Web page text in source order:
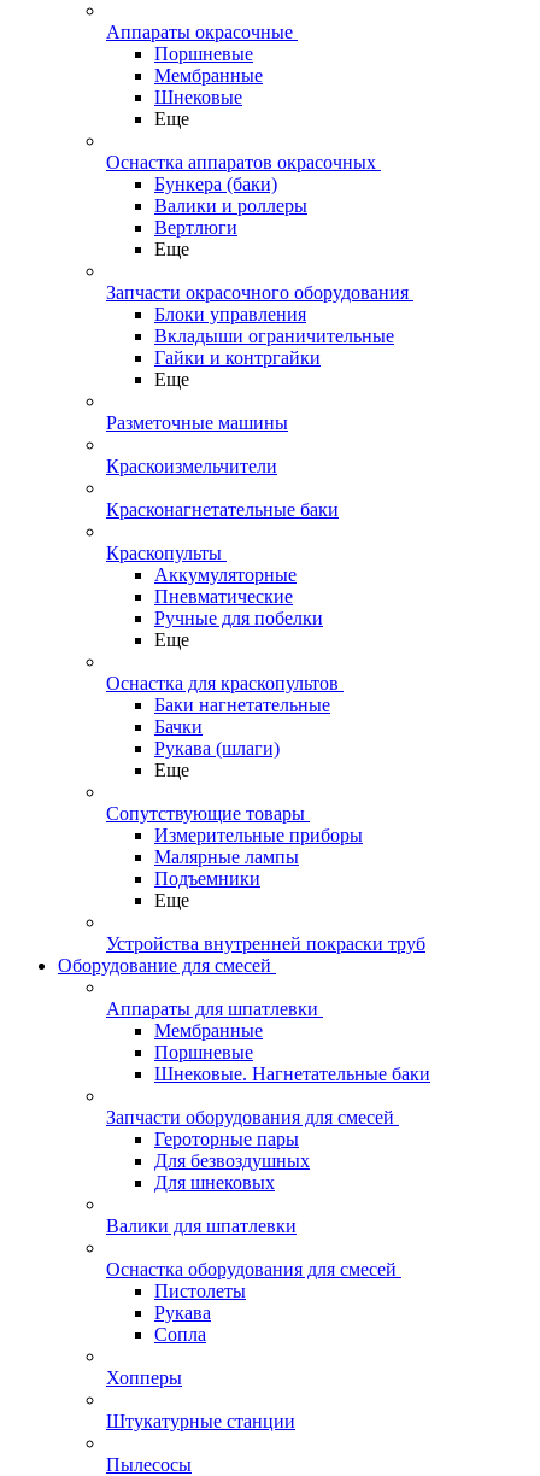
Аппараты окрасочные
Поршневые
Мембранные
Шнековые
Еще
Оснастка аппаратов окрасочных
Бункера (баки)
Валики и роллеры
Вертлюги
Еще
Запчасти окрасочного оборудования
Блоки управления
Вкладыши ограничительные
Гайки и контргайки
Еще
Разметочные машины
Краскоизмельчители
Красконагнетательные баки
Краскопульты
Аккумуляторные
Пневматические
Ручные для побелки
Еще
Оснастка для краскопультов
Баки нагнетательные
Бачки
Рукава (шлаги)
Еще
Сопутствующие товары
Измерительные приборы
Малярные лампы
Подъемники
Еще
Устройства внутренней покраски труб
Оборудование для смесей
Аппараты для шпатлевки
Мембранные
Поршневые
Шнековые. Нагнетательные баки
Запчасти оборудования для смесей
Героторные пары
Для безвоздушных
Для шнековых
Валики для шпатлевки
Оснастка оборудования для смесей
Пистолеты
Рукава
Сопла
Хопперы
Штукатурные станции
Пылесосы